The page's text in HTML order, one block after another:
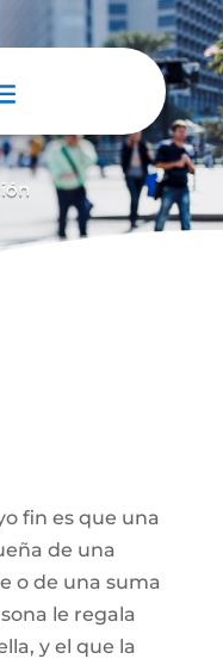
fin es que una
de una
o de una suma
le regala
y el que la